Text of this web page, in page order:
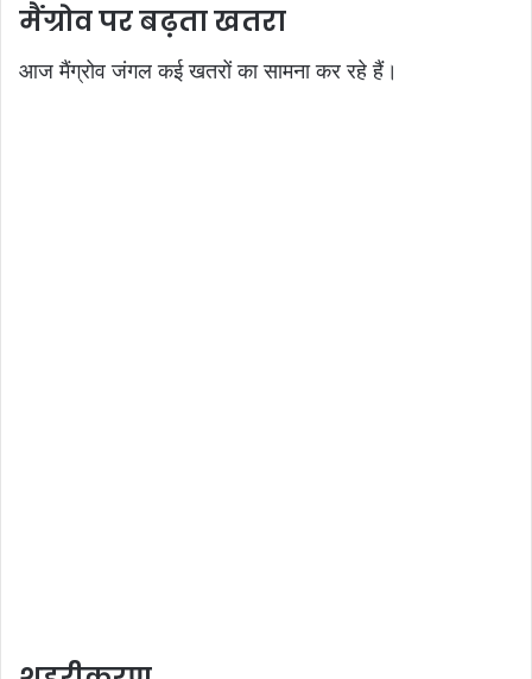
मैंग्रोव पर बढ़ता खतरा
आज मैंग्रोव जंगल कई खतरों का सामना कर रहे हैं।